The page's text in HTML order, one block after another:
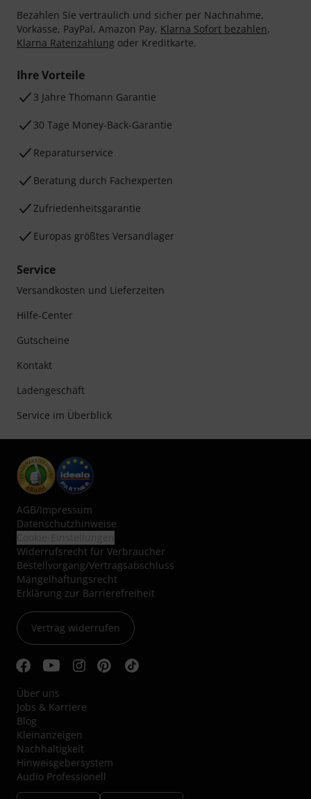
Bezahlen Sie vertraulich und sicher per Nachnahme,
Vorkasse, PayPal, Amazon Pay, Klarna Sofort bezahlen,
Klarna Ratenzahlung oder Kreditkarte.
Ihre Vorteile
3 Jahre Thomann Garantie
30 Tage Money-Back-Garantie
Reparaturservice
Beratung durch Fachexperten
Zufriedenheitsgarantie
Europas größtes Versandlager
Service
Versandkosten und Lieferzeiten
Hilfe-Center
Gutscheine
Kontakt
Ladengeschäft
Service im Überblick
AGB/Impressum
Datenschutzhinweise
Widerrufsrecht für Verbraucher
Bestellvorgang/Vertragsabschluss
Mängelhaftungsrecht
Erklärung zur Barrierefreiheit
Vertrag widerrufen
Über uns
Jobs & Karriere
Blog
Kleinanzeigen
Nachhaltigkeit
Hinweisgebersystem
Audio Professionell